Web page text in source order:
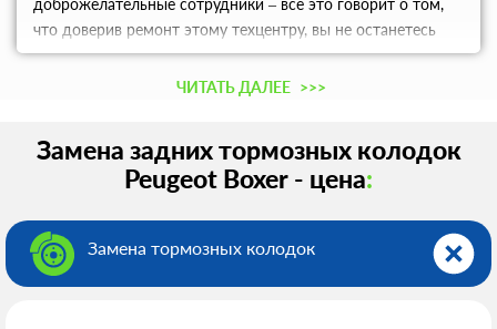
доброжелательные сотрудники – все это говорит о том,
что доверив ремонт этому техцентру, вы не останетесь
разочарованными.
ЧИТАТЬ ДАЛЕЕ >>>
Замена задних тормозных колодок
Peugeot Boxer - цена:
Замена тормозных колодок